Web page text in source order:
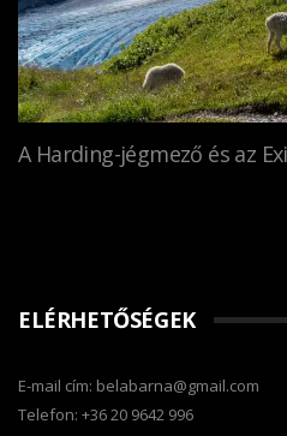
A Harding-jégmező és az
ELÉRHETŐSÉGEK
E-mail cím: belabarna@gmail.com
Telefon: +36 20 9642 996